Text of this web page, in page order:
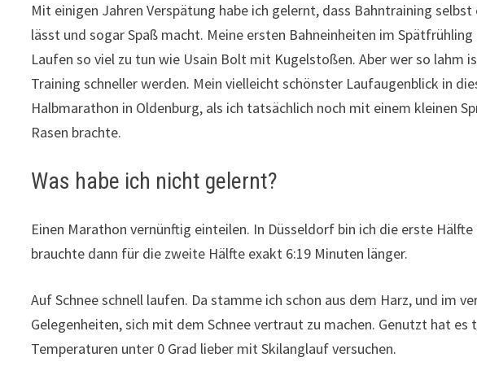
Mit einigen Jahren Verspätung habe ich gelernt, dass Bahntraining
lässt und sogar Spaß macht. Meine ersten Bahneinheiten im
Laufen so viel zu tun wie Usain Bolt mit Kugelstoßen. Aber wer so lahm
Training schneller werden. Mein vielleicht schönster Laufaugenblick in
Halbmarathon in Oldenburg, als ich tatsächlich noch mit einem kleinen
Rasen brachte.
Was habe ich nicht gelernt?
Einen Marathon vernünftig einteilen. In Düsseldorf bin ich die erste
brauchte dann für die zweite Hälfte exakt 6:19 Minuten länger.
Auf Schnee schnell laufen. Da stamme ich schon aus dem Harz, und im
Gelegenheiten, sich mit dem Schnee vertraut zu machen. Genutzt hat
Temperaturen unter 0 Grad lieber mit Skilanglauf versuchen.